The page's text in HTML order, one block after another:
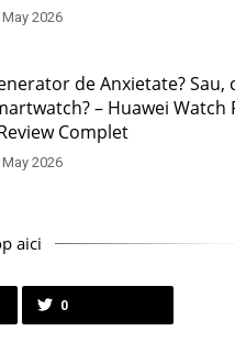
2026
de Anxietate? Sau,
– Huawei Watch
Complet
May 2026
aici
0